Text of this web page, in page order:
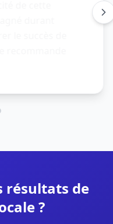
c'est...plus
ils ont aussi été